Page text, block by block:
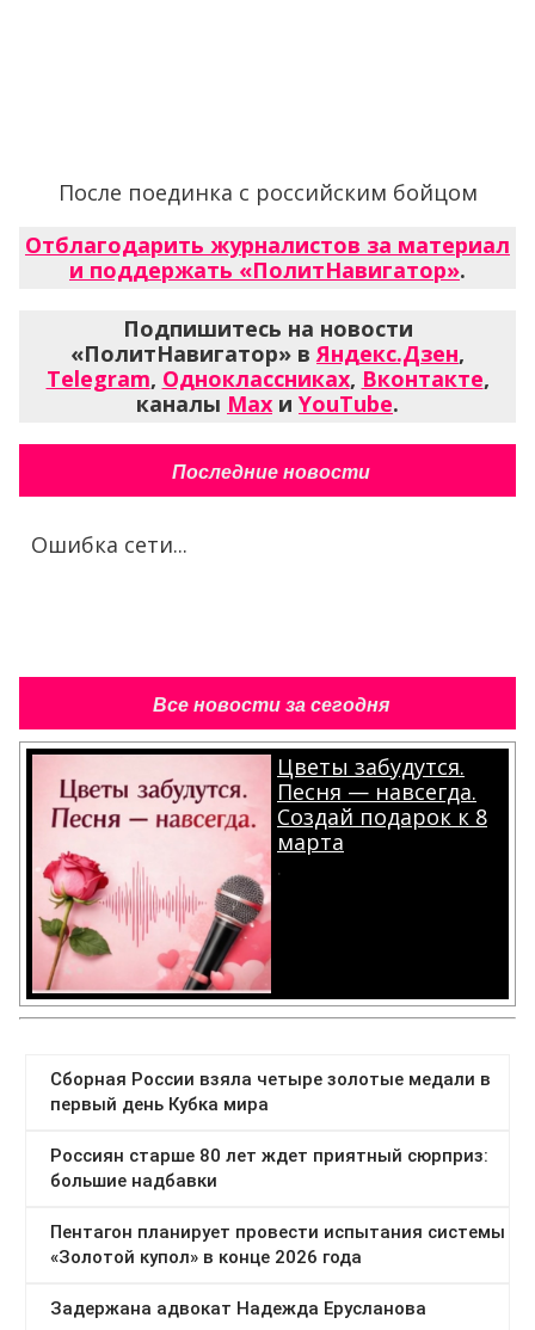
После поединка с российским бойцом
Отблагодарить журналистов за материал
и поддержать «ПолитНавигатор».
Подпишитесь на новости
«ПолитНавигатор» вЯндекс.Дзен,
Telegram, Одноклассниках, Вконтакте,
каналы Max и YouTube.
Последние новости
Ошибка сети...
Все новости за сегодня
Цветы забудутся.
Песня — навсегда.
Создай подарок к 8
марта
.